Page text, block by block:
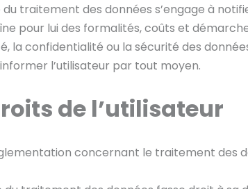
traitement des données s’engage à
pour lui des formalités, coûts et
la confidentialité ou la sécurité des
l’utilisateur par tout moyen.
de l’utilisateur
concernant le traitement des